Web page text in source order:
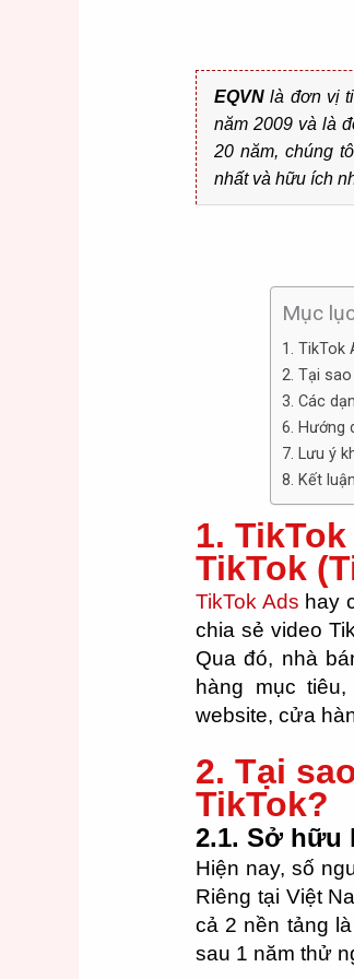
EQVNlà đơn vị
năm 2009 và là
20 năm, chúng
nhất và hữu ích
Mục
1. TikTok
2. Tại
3. Các
6. Hướng
7. Lưu ý
8. Kết luận
1.
TikTok
TikTok Ads hay
chia sẻ video
Qua đó, nhà
hàng mục
website, cửa
2. Tại
TikTok?
2.1. Sở
Hiện nay, số
Riêng tại Việt
cả 2 nền tảng
sau 1 năm thử